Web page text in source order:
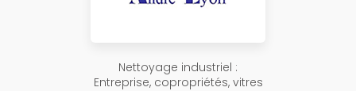
Nettoyage industriel :
Entreprise, copropriétés, vitres